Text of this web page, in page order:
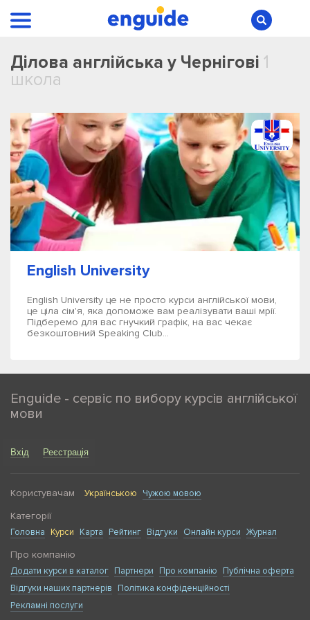
Ділова англійська у Чернігові 1
школа
English University
English University це не просто курси англійської мови,
це ціла сім'я, яка допоможе вам реалізувати ваші мрії.
Підберемо для вас гнучкий графік, на вас чекає
безкоштовний Speaking Club...
Enguide - сервіс по вибору курсів англійської
мови
Вхід Реєстрація
Користувачам Українською Чужою мовою
Категорії
Головна Курси Карта Рейтинг Відгуки Онлайн курси Журнал
Про компанію
Додати курси в каталог Партнери Про компанію
Публічна оферта
Відгуки наших партнерів
Політика конфіденційності
Рекламні послуги